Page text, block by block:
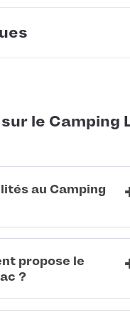
le Camping
au Camping
propose le
?